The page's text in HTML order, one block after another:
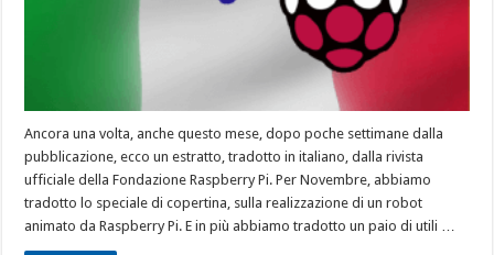
Ancora una volta, anche questo mese, dopo poche settimane dalla
pubblicazione, ecco un estratto, tradotto in italiano, dalla rivista
ufficiale della Fondazione Raspberry Pi. Per Novembre, abbiamo
tradotto lo speciale di copertina, sulla realizzazione di un robot
animato da Raspberry Pi. E in più abbiamo tradotto un paio di utili …